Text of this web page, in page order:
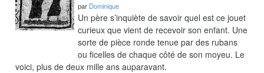
par Dominique
Un père s’inquiète de savoir quel est ce jouet
curieux que vient de recevoir son enfant. Une
sorte de pièce ronde tenue par des rubans
ou ficelles de chaque côté de son moyeu. Le
voici, plus de deux mille ans auparavant.